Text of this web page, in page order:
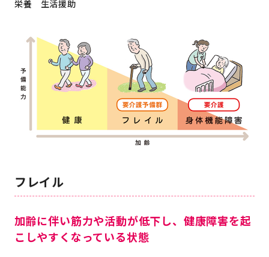
栄養 生活援助
フレイル
加齢に伴い筋力や活動が低下し、健康障害を起
こしやすくなっている状態